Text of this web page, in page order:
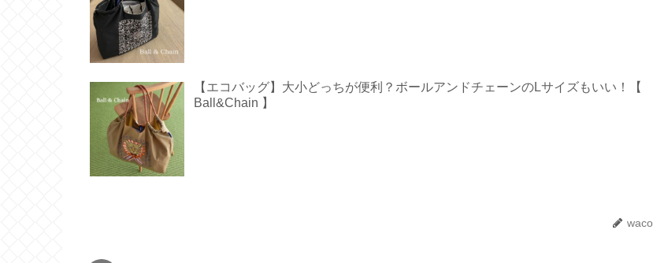
【エコバッグ】大小どっちが便利？ボールアンドチェーンのLサイズもいい！【
Ball&Chain 】
waco